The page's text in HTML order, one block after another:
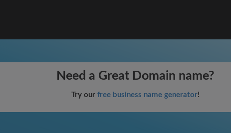
Need a Great Domain name?
Try our free business name generator!